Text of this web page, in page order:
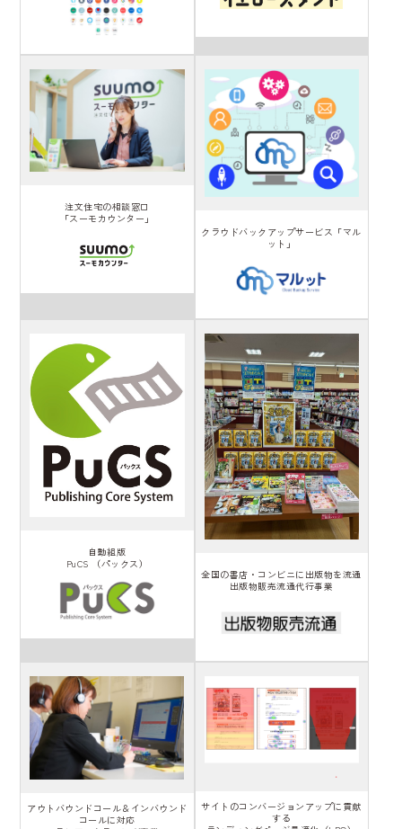
注文住宅の相談窓口
「スーモカウンター」
クラウドバックアップサービス「マル
ット」
自動組版
PuCS （パックス）
全国の書店・コンビニに出版物を流通
出版物販売流通代行事業
アウトバウンドコール＆インバウンド
コールに対応
サイトのコンバージョンアップに貢献
する